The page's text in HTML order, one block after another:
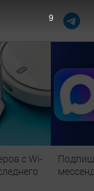
с Wi-
8